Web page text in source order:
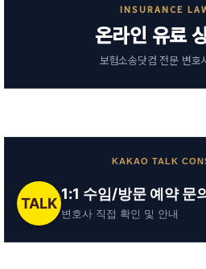
INSURANCE
온라인 유료
보험소송닷컴 전문 변호
KAKAO TALK
TALK
1:1 수임/방문 예약 문
변호사 직접 확인 및 안내